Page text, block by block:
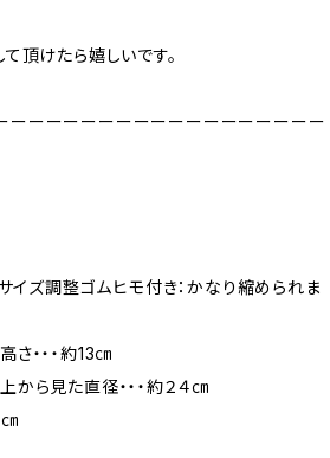
頂けたら嬉しいです。
ーーーーーーーーーーーーーーーーーー
サイズ調整ゴムヒモ付き：かなり縮められま
・・・約13㎝
ら見た直径・・・約２４㎝